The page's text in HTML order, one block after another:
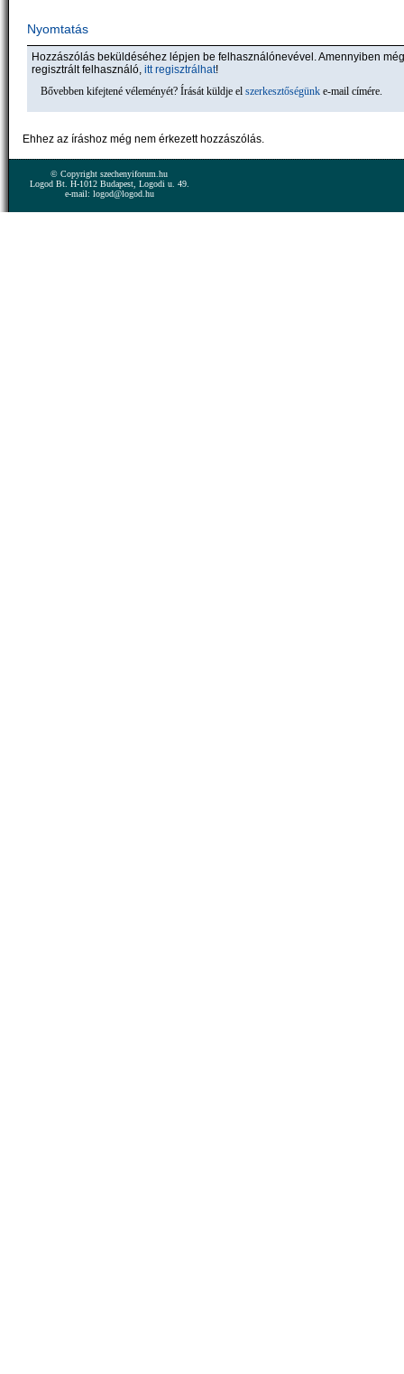
Nyomtatás
Hozzászólás beküldéséhez lépjen be felhasználónevével. Amennyiben
regisztrált felhasználó, itt regisztrálhat!
Bővebben kifejtené véleményét? Írását küldje el szerkesztőségünk e-mail címére.
Ehhez az íráshoz még nem érkezett hozzászólás.
© Copyright szechenyiforum.hu
Logod Bt. H-1012 Budapest, Logodi u. 49.
e-mail: logod@logod.hu